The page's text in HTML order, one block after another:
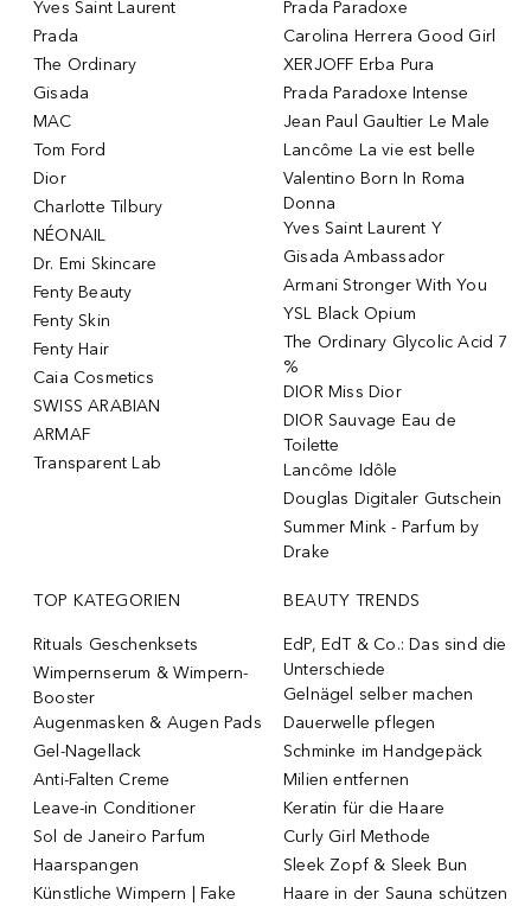
Yves Saint Laurent
Prada
The Ordinary
Gisada
MAC
Tom Ford
Dior
Charlotte Tilbury
NÉONAIL
Dr. Emi Skincare
Fenty Beauty
Fenty Skin
Fenty Hair
Caia Cosmetics
SWISS ARABIAN
ARMAF
Transparent Lab
Prada Paradoxe
Carolina Herrera Good Girl
XERJOFF Erba Pura
Prada Paradoxe Intense
Jean Paul Gaultier Le Male
Lancôme La vie est belle
Valentino Born In Roma
Donna
Yves Saint Laurent Y
Gisada Ambassador
Armani Stronger With You
YSL Black Opium
The Ordinary Glycolic Acid 7
%
DIOR Miss Dior
DIOR Sauvage Eau de
Toilette
Lancôme Idôle
Douglas Digitaler Gutschein
Summer Mink - Parfum by
Drake
TOP KATEGORIEN
Rituals Geschenksets
Wimpernserum & Wimpern-
Booster
Augenmasken & Augen Pads
Gel-Nagellack
Anti-Falten Creme
Leave-in Conditioner
Sol de Janeiro Parfum
Haarspangen
Künstliche Wimpern | Fake
BEAUTY TRENDS
EdP, EdT & Co.: Das sind die
Unterschiede
Gelnägel selber machen
Dauerwelle pflegen
Schminke im Handgepäck
Milien entfernen
Keratin für die Haare
Curly Girl Methode
Sleek Zopf & Sleek Bun
Haare in der Sauna schützen